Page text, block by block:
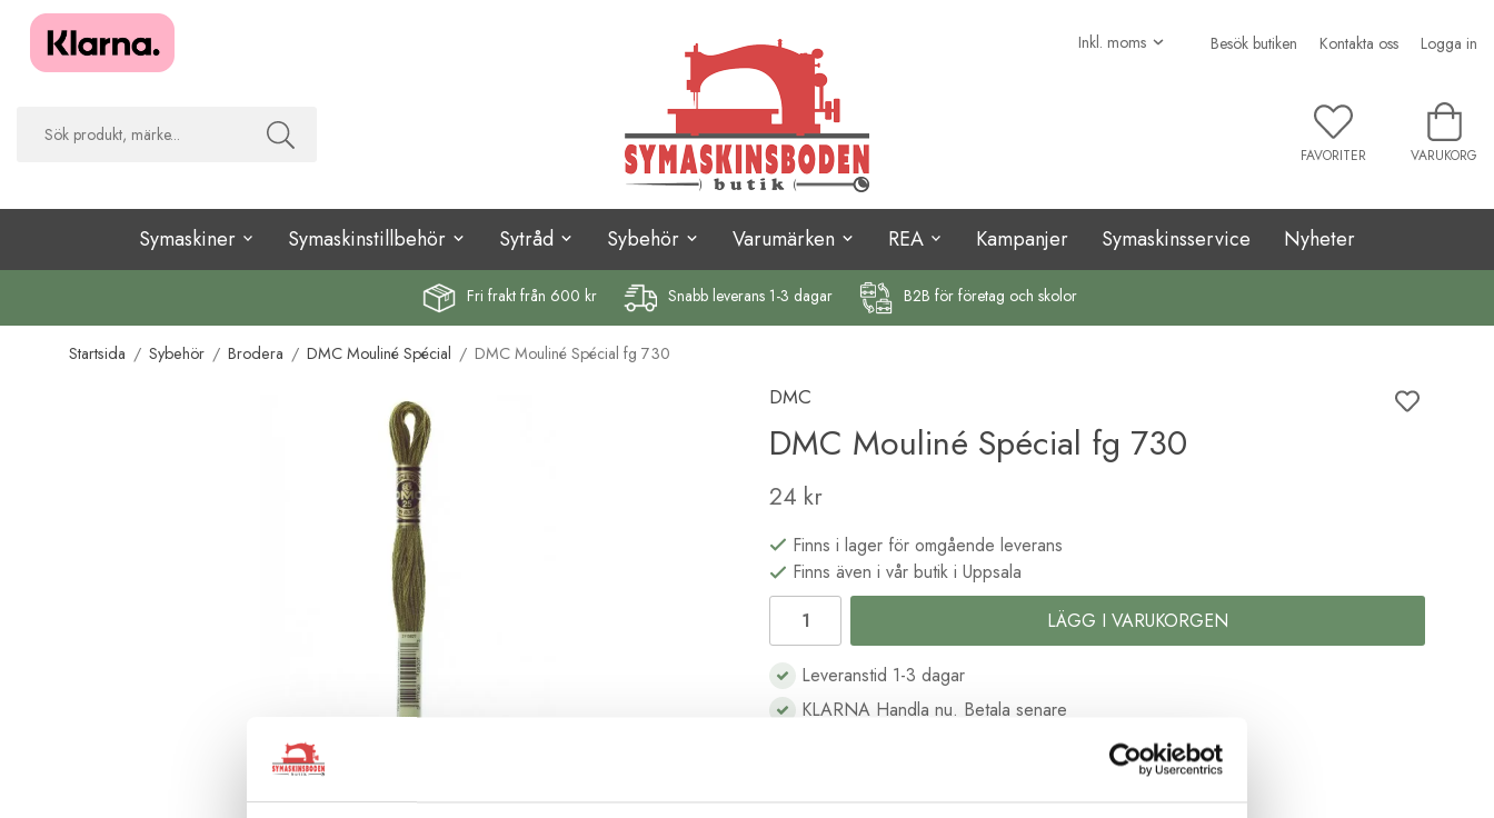
Besök butiken Kontakta oss Logga in
FAVORITER VARUKORG
Symaskiner Symaskinstillbehör Sytråd Sybehör Varumärken REA Kampanjer Symaskinsservice Nyheter
Fri fraktfrån 600 kr Snabb leverans 1-3 dagar B2B för företag och skolor
Startsida / Sybehör / Brodera / DMC Mouliné Spécial / DMC Mouliné Spécial fg 730
DMC
DMC Mouliné Spécial fg 730
24 kr
Finns i lager för omgående leverans
Finns även i vår butik i Uppsala
LÄGG I VARUKORGEN
Leveranstid 1-3 dagar
KLARNA Handla nu. Betala senare